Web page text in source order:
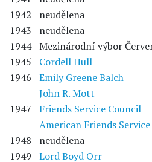
1942
neudělena
1943
neudělena
1944 Mezinárodní výbor
1945
Cordell Hull
1946
Emily Greene Balch
John R. Mott
1947
Friends Service Council
American Friends
1948
neudělena
1949
Lord Boyd Orr